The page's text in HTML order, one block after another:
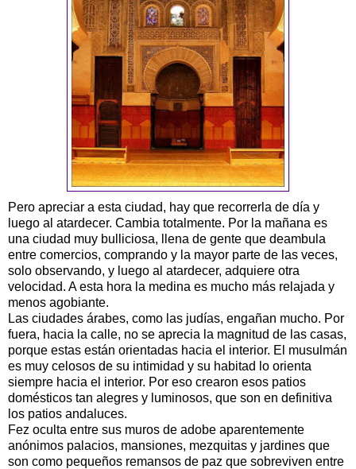
Pero apreciar a esta ciudad, hay que recorrerla de día y
luego al atardecer. Cambia totalmente. Por la mañana es
una ciudad muy bulliciosa, llena de gente que deambula
entre comercios, comprando y la mayor parte de las veces,
solo observando, y luego al atardecer, adquiere otra
velocidad. A esta hora la medina es mucho más relajada y
menos agobiante.
Las ciudades árabes, como las judías, engañan mucho. Por
fuera, hacia la calle, no se aprecia la magnitud de las casas,
porque estas están orientadas hacia el interior. El musulmán
es muy celosos de su intimidad y su habitad lo orienta
siempre hacia el interior. Por eso crearon esos patios
domésticos tan alegres y luminosos, que son en definitiva
los patios andaluces.
Fez oculta entre sus muros de adobe aparentemente
anónimos palacios, mansiones, mezquitas y jardines que
son como pequeños remansos de paz que sobreviven entre